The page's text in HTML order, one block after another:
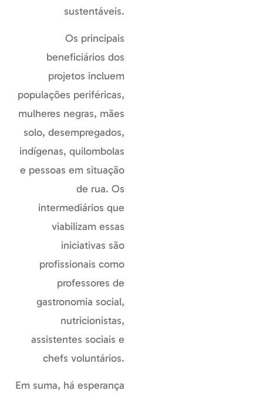
sustentáveis.
Os principais
beneficiários dos
projetos incluem
populações periféricas,
mulheres negras, mães
solo, desempregados,
indígenas, quilombolas
e pessoas em situação
de rua. Os
intermediários que
viabilizam essas
iniciativas são
profissionais como
professores de
gastronomia social,
nutricionistas,
assistentes sociais e
chefs voluntários.
Em suma, há esperança